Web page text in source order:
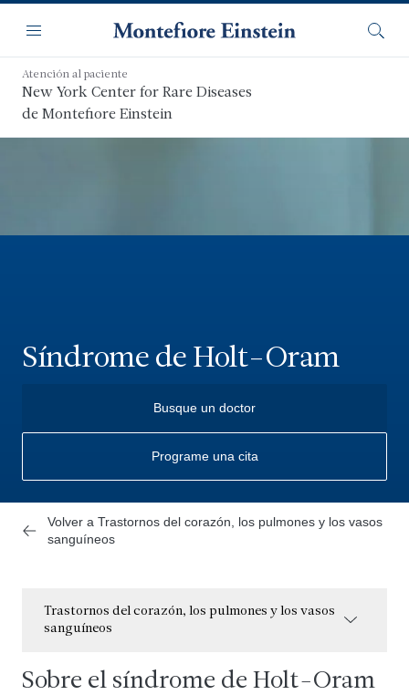
contenido
principal
Navegación
Menú
Atención al paciente
New York Center for Rare Diseases
de Montefiore Einstein
Síndrome de Holt-Oram
Busque un doctor
Programe una cita
Volver a Trastornos del corazón, los pulmones y los vasos
sanguíneos
Trastornos del corazón, los pulmones y los vasos
sanguíneos
Sobre el síndrome de Holt-Oram